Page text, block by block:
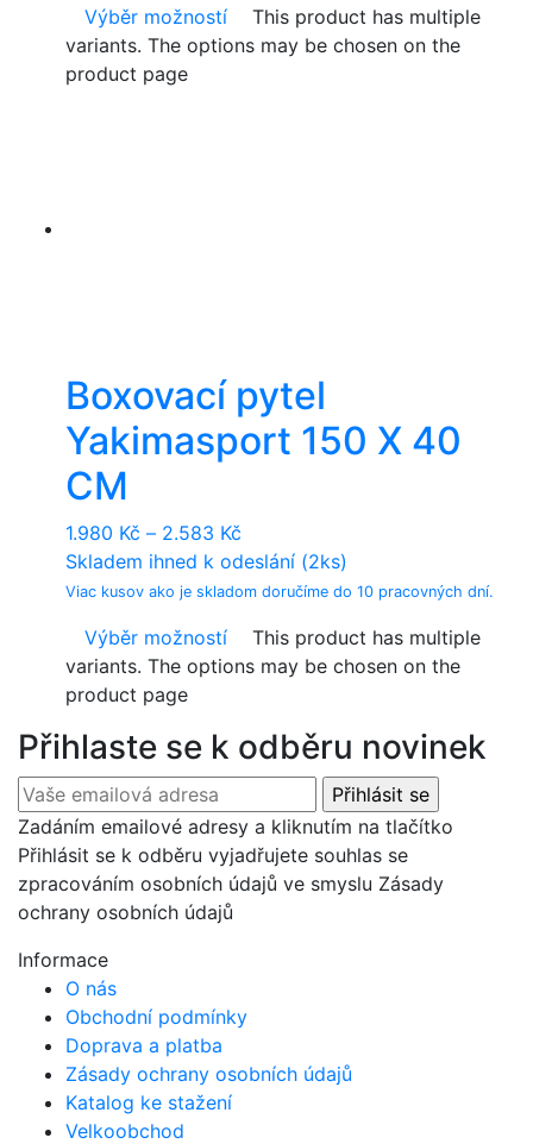
Výběr možností
This product has multiple
variants. The options may be chosen on the
product page
Boxovací pytel
Yakimasport 150 X 40
CM
1.980 Kč – 2.583 Kč
Skladem ihned k odeslání (2ks)
Viac kusov ako je skladom doručíme do 10 pracovných dní.
Výběr možností
This product has multiple
variants. The options may be chosen on the
product page
Přihlaste se k odběru novinek
Zadáním emailové adresy a kliknutím na tlačítko
Přihlásit se k odběru vyjadřujete souhlas se
zpracováním osobních údajů ve smyslu Zásady
ochrany osobních údajů
Informace
O nás
Obchodní podmínky
Doprava a platba
Zásady ochrany osobních údajů
Katalog ke stažení
Velkoobchod